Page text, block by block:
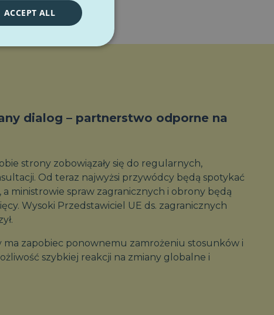
dialog – partnerstwo odporne na
strony zobowiązały się do regularnych,
Od teraz najwyżsi przywódcy będą spotykać
a ministrowie spraw zagranicznych i obrony będą
Wysoki Przedstawiciel UE ds. zagranicznych
ma zapobiec ponownemu zamrożeniu stosunków i
szybkiej reakcji na zmiany globalne i
ACCEPT ALL